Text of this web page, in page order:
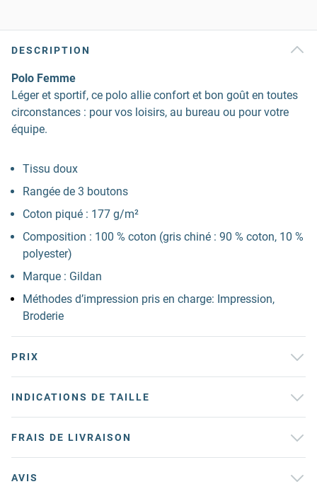
DESCRIPTION
Polo Femme
Léger et sportif, ce polo allie confort et bon goût en toutes
circonstances : pour vos loisirs, au bureau ou pour votre
équipe.
Tissu doux
Rangée de 3 boutons
Coton piqué : 177 g/m²
Composition : 100 % coton (gris chiné : 90 % coton, 10 %
polyester)
Marque : Gildan
Méthodes d’impression pris en charge: Impression,
Broderie
PRIX
INDICATIONS DE TAILLE
FRAIS DE LIVRAISON
AVIS